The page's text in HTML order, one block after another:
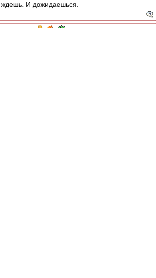
ждешь. И дожидаешься.